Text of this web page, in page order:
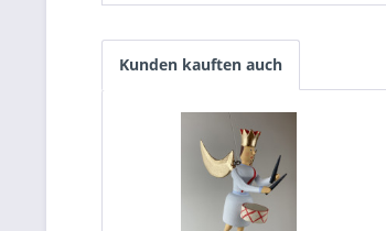
Kunden kauften auch